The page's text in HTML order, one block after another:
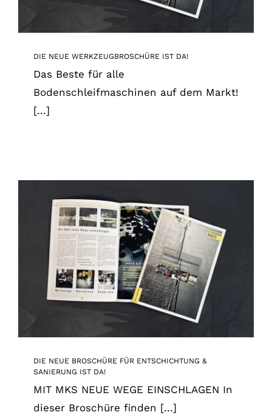
DIE NEUE WERKZEUGBROSCHÜRE IST DA!
Das Beste für alle
Bodenschleifmaschinen auf dem Markt!
[...]
DIE NEUE BROSCHÜRE FÜR ENTSCHICHTUNG &
SANIERUNG IST DA!
News
DIE NEUE BROSCHÜRE FÜR ENTSCHICHTUNG &
SANIERUNG IST DA!
MIT MKS NEUE WEGE EINSCHLAGEN In
dieser Broschüre finden [...]